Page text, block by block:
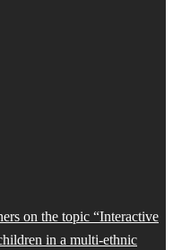
on the topic “Interactive
in a multi-ethnic